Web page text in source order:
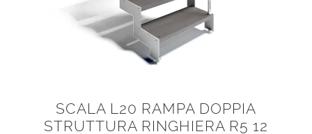
SCALA L20 RAMPA DOPPIA
STRUTTURA RINGHIERA R5 12